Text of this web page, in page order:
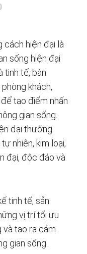
cách hiện đại là
sống hiện đại
tinh tế, bàn
khách,
tạo điểm nhấn
gian sống.
đại thường
nhiên, kim loại,
đại, độc đáo và
tinh tế, sản
vị trí tối ưu
và tạo ra cảm
gian sống.